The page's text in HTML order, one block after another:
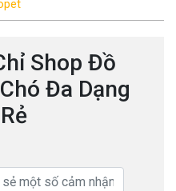
Shop Đồ
Đa Dạng